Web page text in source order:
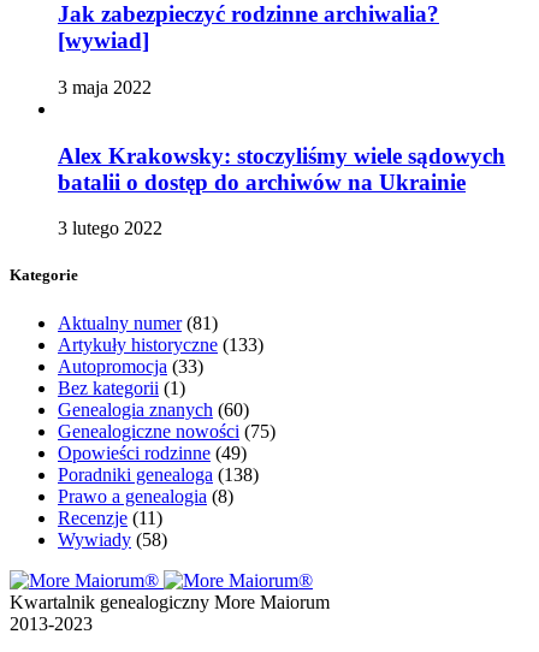
Jak zabezpieczyć rodzinne archiwalia?
[wywiad]
3 maja 2022
Alex Krakowsky: stoczyliśmy wiele sądowych
batalii o dostęp do archiwów na Ukrainie
3 lutego 2022
Kategorie
Aktualny numer(81)
Artykuły historyczne (133)
Autopromocja (33)
Bez kategorii (1)
Genealogia znanych (60)
Genealogiczne nowości (75)
Opowieści rodzinne (49)
Poradniki genealoga (138)
Prawo a genealogia (8)
Recenzje (11)
Wywiady (58)
Kwartalnik genealogiczny More Maiorum
2013-2023